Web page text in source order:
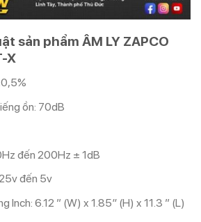
sản phẩm ÂM LY ZAPCO
X
ồn: 70dB
đến 200Hz ± 1dB
đến 5v
Inch: 6.12 ” (W) x 1.85″ (H) x 11.3 ” (L)